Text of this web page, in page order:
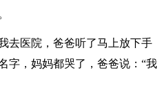
去医院，爸爸听了马上放下手
字，妈妈都哭了，爸爸说：“我